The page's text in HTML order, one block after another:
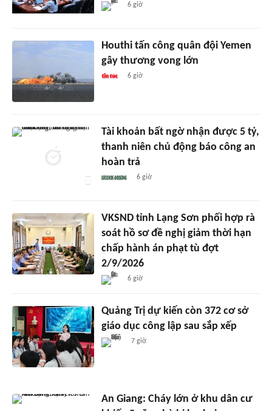
6 giờ
Houthi tấn công quân đội Yemen
gây thương vong lớn
6 giờ
Tài khoản bất ngờ nhận được 5 tỷ,
thanh niên chủ động báo công an
hoàn trả
6 giờ
VKSND tỉnh Lạng Sơn phối hợp rà
soát hồ sơ đề nghị giảm thời hạn
chấp hành án phạt tù đợt
2/9/2026
6 giờ
Quảng Trị dự kiến còn 372 cơ sở
giáo dục công lập sau sắp xếp
7 giờ
An Giang: Cháy lớn ở khu dân cư